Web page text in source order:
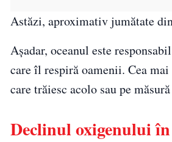
Astăzi, aproximativ jumătate
Așadar, oceanul este
care îl respiră oamenii. Cea
care trăiesc acolo sau pe
Declinul oxigenului în